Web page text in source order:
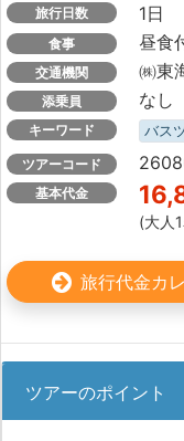
旅行日数 1日
食事 昼食
交通機関 ㈱東
添乗員 なし
キーワード バス
ツアーコード
基本代金
(大人
旅行代金カ
ツアーのポイント